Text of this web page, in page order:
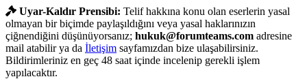
Uyar-Kaldır Prensibi: Telif hakkına konu olan eserlerin yasal
olmayan bir biçimde paylaşıldığını veya yasal haklarınızın
çiğnendiğini düşünüyorsanız; hukuk@forumteams.com adresine
mail atabilir ya da İletişim sayfamızdan bize ulaşabilirsiniz.
Bildirimleriniz en geç 48 saat içinde incelenip gerekli işlem
yapılacaktır.